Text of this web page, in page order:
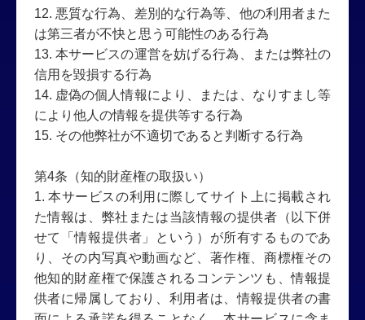
12. 悪質な行為、差別的な行為等、他の利用者また
は第三者が不快と思う可能性のある行為
13. 本サービスの運営を妨げる行為、または弊社の
信用を毀損する行為
14. 虚偽の個人情報により、または、なりすまし等
により他人の情報を提供等する行為
15. その他弊社が不適切であると判断する行為
第4条（知的財産権の取扱い）
1. 本サービスの利用に際してサイト上に掲載され
た情報は、弊社または当該情報の提供者（以下併
せて「情報提供者」という）が所有するものであ
り、その内写真や動画など、著作権、商標権その
他知的財産権で保護されるコンテンツも、情報提
供者に帰属しており、利用者は、情報提供者の書